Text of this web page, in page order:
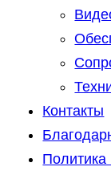
Контакты
Политика